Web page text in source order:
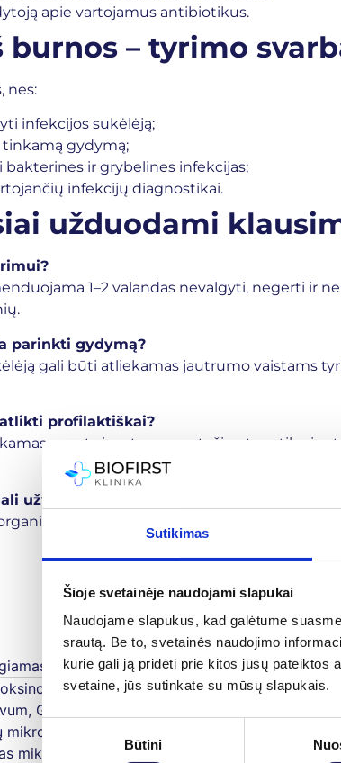
Sutikimas
Šioje svetainėje naudojami slapukai
Naudojame slapukus, kad galėtume
srautą. Be to, svetainės naudojimo
kurie gali ją pridėti prie kitos jūsų pateiktos
svetaine, jūs sutinkate su mūsų slapukais.
Sutikimo
Būtini
apie vartojamus antibiotikus.
burnos – tyrimo
nes:
infekcijos sukėlėją;
tinkamą gydymą;
bakterines ir grybelines infekcijas;
infekcijų diagnostikai.
užduodami
1–2 valandas nevalgyti, negerti ir
parinkti gydymą?
gali būti atliekamas jautrumo vaistams
profilaktiškai?
esant simptomams, tačiau tam tikrais
užtrukti?
reikia daugiau laiko išaugti, o
32 €
A/B nustatymas išmatose
Giardia lamblia (liamblijų) ir Entamoeba
tyrimas
mikroskopijos būdu 32 €